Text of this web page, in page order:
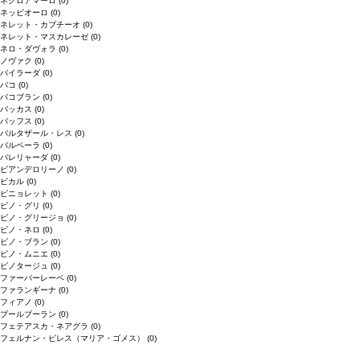
ネッビオーロ (0)
ネレット・カプチーオ (0)
ネレット・マスカレーゼ (0)
ネロ・ダヴォラ (0)
ノヴァク (0)
バイラーダ (0)
バコ (0)
バコブラン (0)
バッカス (0)
バッフス (0)
バルタザール・レス (0)
バルベーラ (0)
パレリャーダ (0)
ピアンデロリーノ (0)
ビカル (0)
ピニョレット (0)
ピノ・グリ (0)
ピノ・グリージョ (0)
ピノ・ネロ (0)
ピノ・ブラン (0)
ピノ・ムニエ (0)
ピノタージュ (0)
ファーバーレーベ (0)
ファランギーナ (0)
フィアノ (0)
ブールブーラン (0)
フェテアスカ・ネアグラ (0)
フェルナン・ピレス（マリア・ゴメス） (0)